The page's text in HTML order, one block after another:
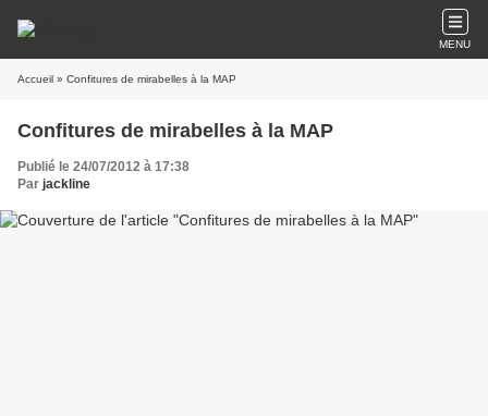
MENU
Accueil » Confitures de mirabelles à la MAP
Confitures de mirabelles à la MAP
Publié le 24/07/2012 à 17:38
Par jackline